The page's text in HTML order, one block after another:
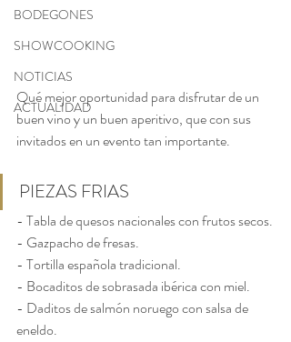
BODEGONES
SHOWCOOKING
NOTICIAS
ACTUALIDAD
Qué mejor oportunidad para disfrutar de un
buen vino y un buen aperitivo, que con sus
invitados en un evento tan importante.
PIEZAS FRIAS
- Tabla de quesos nacionales con frutos secos.
- Gazpacho de fresas.
- Tortilla española tradicional.
- Bocaditos de sobrasada ibérica con miel.
- Daditos de salmón noruego con salsa de
eneldo.